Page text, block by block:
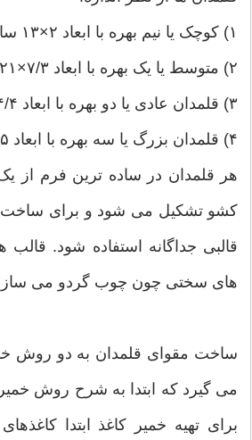
۱) کوچک یا نیم بهره با ابعاد ۲×۱۳ سانتی متر
۲) متوسط یا یک بهره با ابعاد ۷/۳×۲۱ سانتی متر
۳) قلمدان عادی یا دو بهره با ابعاد ۴/۴×۵/۲۳ سانتی متر
۴) قلمدان بزرگ یا سه بهره با ابعاد ۵/۵×۲۸
هر قلمدان در ساده ترین فرم از
کشو تشکیل می شود و برای ساخت
قالبی جداگانه استفاده شود. قالب
های سختی چون چوب گردو می
ساخت مقوای قلمدان به دو روش
می گیرد که ابتدا به شرح روش
برای تهیه خمیر کاغذ ابتدا